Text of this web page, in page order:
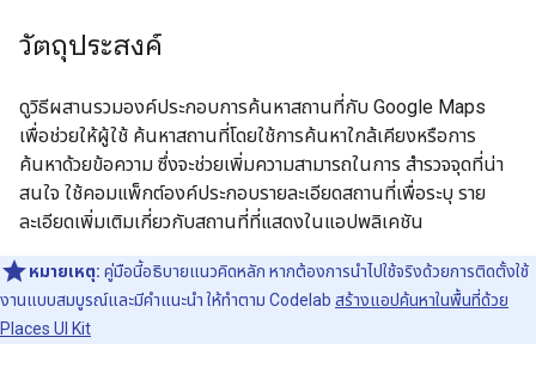
วัตถุประสงค์
ดูวิธีผสานรวมองค์ประกอบการค้นหาสถานที่กับ Google Maps
เพื่อช่วยให้ผู้ใช้ ค้นหาสถานที่โดยใช้การค้นหาใกล้เคียงหรือการ
ค้นหาด้วยข้อความ ซึ่งจะช่วยเพิ่มความสามารถในการ สำรวจจุดที่น่า
สนใจ ใช้คอมแพ็กต์องค์ประกอบรายละเอียดสถานที่เพื่อระบุ ราย
ละเอียดเพิ่มเติมเกี่ยวกับสถานที่ที่แสดงในแอปพลิเคชัน
หมายเหตุ: คู่มือนี้อธิบายแนวคิดหลัก หากต้องการนำไปใช้จริงด้วยการติดตั้งใช้
งานแบบสมบูรณ์และมีคำแนะนำ ให้ทำตาม Codelab สร้างแอปค้นหาในพื้นที่ด้วย
Places UI Kit